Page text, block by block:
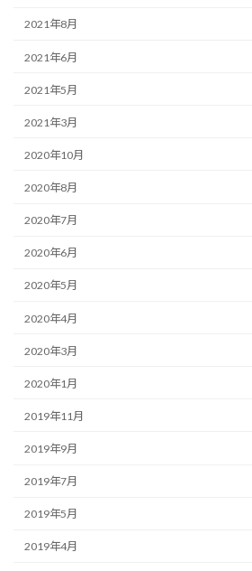
2021年8月
2021年6月
2021年5月
2021年3月
2020年10月
2020年8月
2020年7月
2020年6月
2020年5月
2020年4月
2020年3月
2020年1月
2019年11月
2019年9月
2019年7月
2019年5月
2019年4月